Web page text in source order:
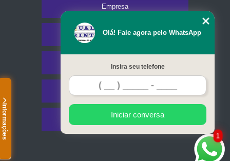
Informações
Empresa
Missão
Serviços
Contato
Mapa do site
1
Olá! Fale agora pelo WhatsApp
Insira seu telefone
Iniciar conversa